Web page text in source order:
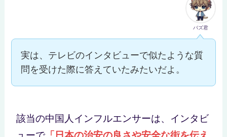
バズ君
実は、テレビのインタビューで似たような質
問を受けた際に答えていたみたいだよ。
該当の中国人インフルエンサーは、インタビ